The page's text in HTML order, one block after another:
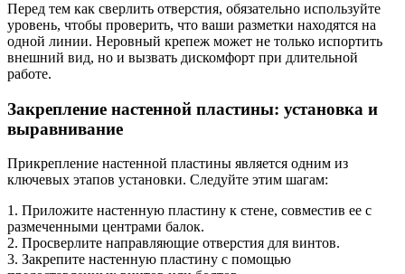
Перед тем как сверлить отверстия, обязательно используйте
уровень, чтобы проверить, что ваши разметки находятся на
одной линии. Неровный крепеж может не только испортить
внешний вид, но и вызвать дискомфорт при длительной
работе.
Закрепление настенной пластины: установка и
выравнивание
Прикрепление настенной пластины является одним из
ключевых этапов установки. Следуйте этим шагам:
1. Приложите настенную пластину к стене, совместив ее с
размеченными центрами балок.
2. Просверлите направляющие отверстия для винтов.
3. Закрепите настенную пластину с помощью